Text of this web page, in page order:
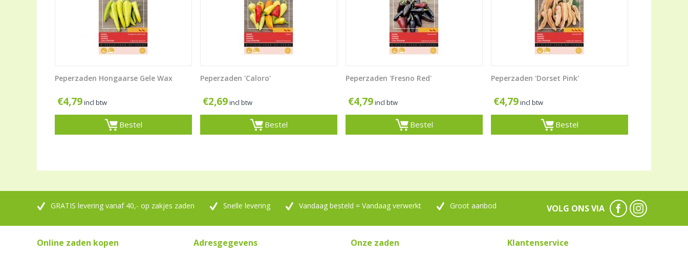
Peperzaden Hongaarse Gele Wax
€4,79incl btw
Bestel
Peperzaden 'Caloro'
€2,69incl btw
Bestel
Peperzaden 'Fresno Red'
€4,79incl btw
Bestel
Peperzaden 'Dorset Pink'
€4,79incl btw
Bestel
GRATIS levering vanaf 40,- op zakjes zaden Snelle levering Vandaag besteld = Vandaag verwerkt Groot aanbod VOLG ONS VIA
Online zaden kopen Adresgegevens Onze zaden Klantenservice